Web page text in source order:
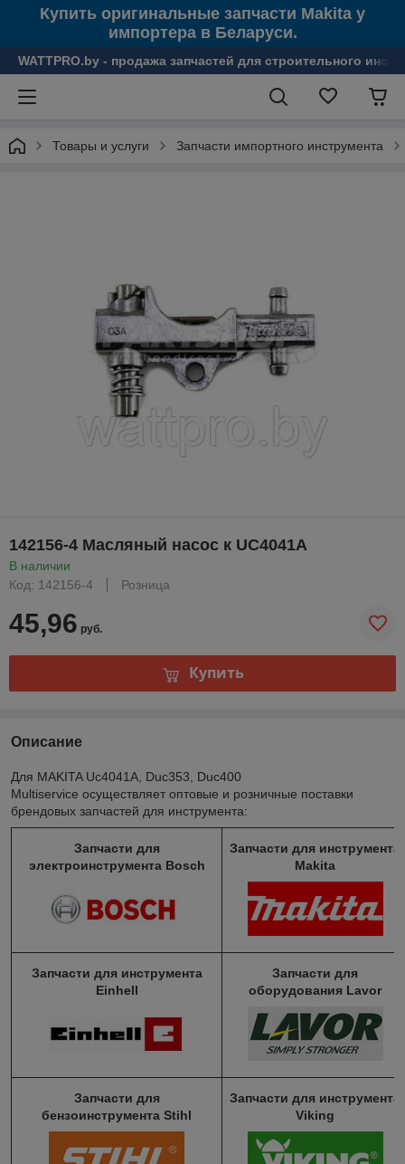
Купить оригинальные запчасти Makita у
импортера в Беларуси.
WATTPRO.by - продажа запчастей для строительного
Товары и услуги Запчасти импортного инструмента
142156-4 Масляный насос к UC4041A
В наличии
Код: 142156-4
Розница
45,96 руб.
Купить
Описание
Для MAKITA Uc4041A, Duc353, Duc400
Multiservice осуществляет оптовые и розничные поставки
брендовых запчастей для инструмента:
Запчасти для
электроинструмента Bosch
Запчасти для инструмента
Makita
Запчасти для инструмента
Einhell
Запчасти для
оборудования Lavor
Запчасти для
бензоинструмента Stihl
Запчасти для инструмента
Viking